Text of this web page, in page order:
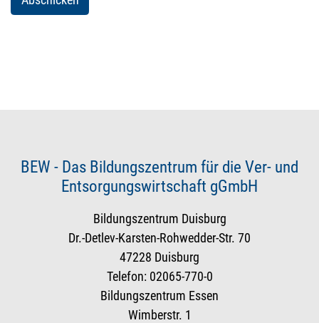
BEW - Das Bildungszentrum für die Ver- und
Entsorgungswirtschaft gGmbH
Bildungszentrum Duisburg
Dr.-Detlev-Karsten-Rohwedder-Str. 70
47228 Duisburg
Telefon: 02065-770-0
Bildungszentrum Essen
Wimberstr. 1